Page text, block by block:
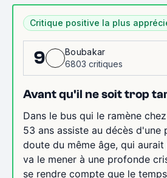
Critique positive la plus
9
Boubakar
6803 critiques
Avant qu'il ne soit trop
Dans le bus qui le ramène
53 ans assiste au décès d'une
doute du même âge, qui
va le mener à une profonde
se rendre compte que le